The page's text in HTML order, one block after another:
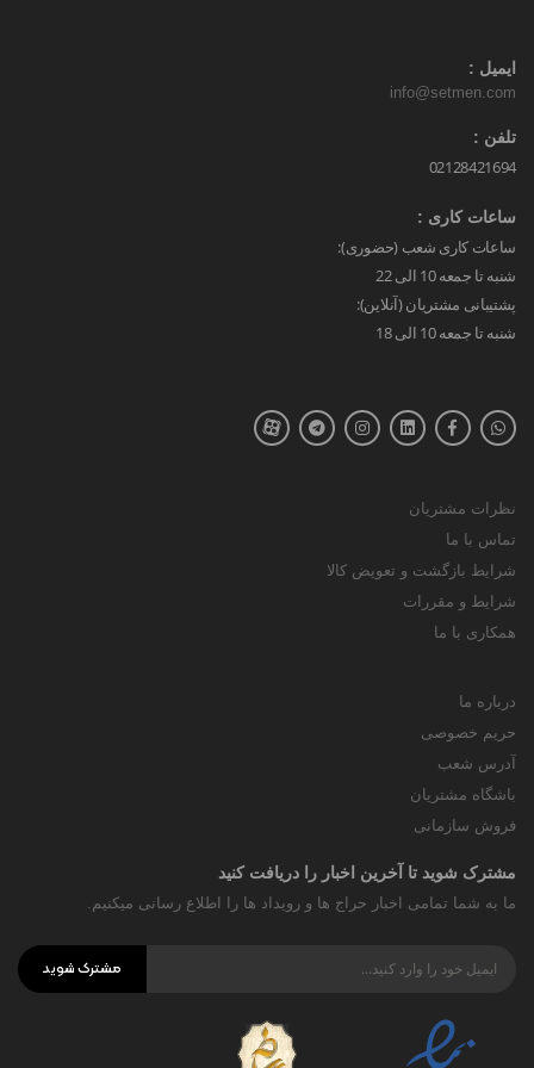
ایمیل :
info@setmen.com
تلفن :
02128421694
ساعات کاری :
ساعات کاری شعب (حضوری):
شنبه تا جمعه 10 الی 22
پشتیبانی مشتریان (آنلاین):
شنبه تا جمعه 10 الی 18
نظرات مشتریان
تماس با ما
شرایط بازگشت و تعویض کالا
شرایط و مقررات
همکاری با ما
درباره ما
حریم خصوصی
آدرس شعب
باشگاه مشتریان
فروش سازمانی
مشترک شوید تا آخرین اخبار را دریافت کنید
ما به شما تمامی اخبار حراج ها و رویداد ها را اطلاع رسانی میکنیم.
مشترک شوید